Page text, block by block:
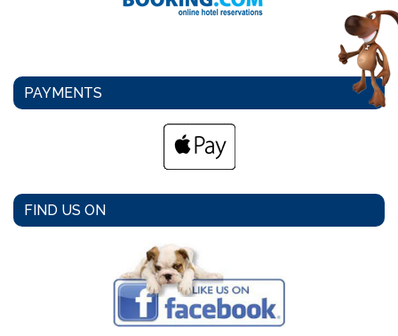
PAYMENTS
FIND US ON